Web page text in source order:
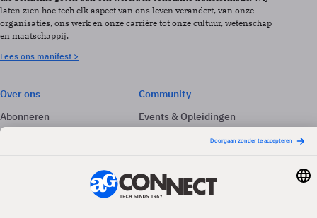
laten zien hoe tech elk aspect van ons leven verandert, van onze
organisaties, ons werk en onze carrière tot onze cultuur, wetenschap
en maatschappij.
Lees ons manifest >
Over ons
Abonneren
Adverteren
Community
Events & Opleidingen